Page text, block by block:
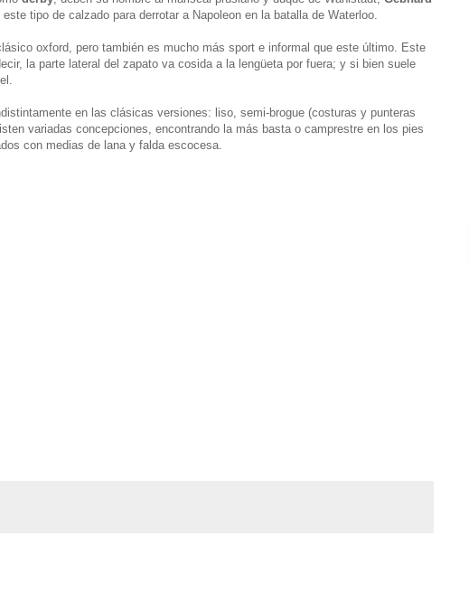
tipo de calzado para derrotar a Napoleon en la batalla de Waterloo.
oxford, pero también es mucho más sport e informal que este último. Este
la parte lateral del zapato va cosida a la lengüeta por fuera; y si bien suele
en las clásicas versiones: liso, semi-brogue (costuras y punteras
variadas concepciones, encontrando la más basta o camprestre en los pies
con medias de lana y falda escocesa.